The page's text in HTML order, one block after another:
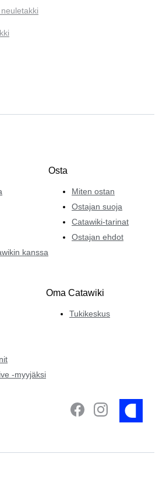
kanssa
Osta
Miten ostan
Ostajan suoja
Catawiki-tarinat
Ostajan ehdot
-myyjäksi
Oma Catawiki
Tukikeskus